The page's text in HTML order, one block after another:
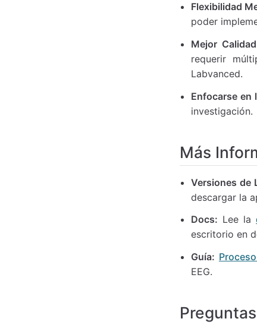
Flexibilidad
poder
Mejor
requerir
Labvanced.
Enfocarse en
investigación.
Más
Versiones de
descargar la
Docs: Lee la
escritorio en
Guía:
EEG.